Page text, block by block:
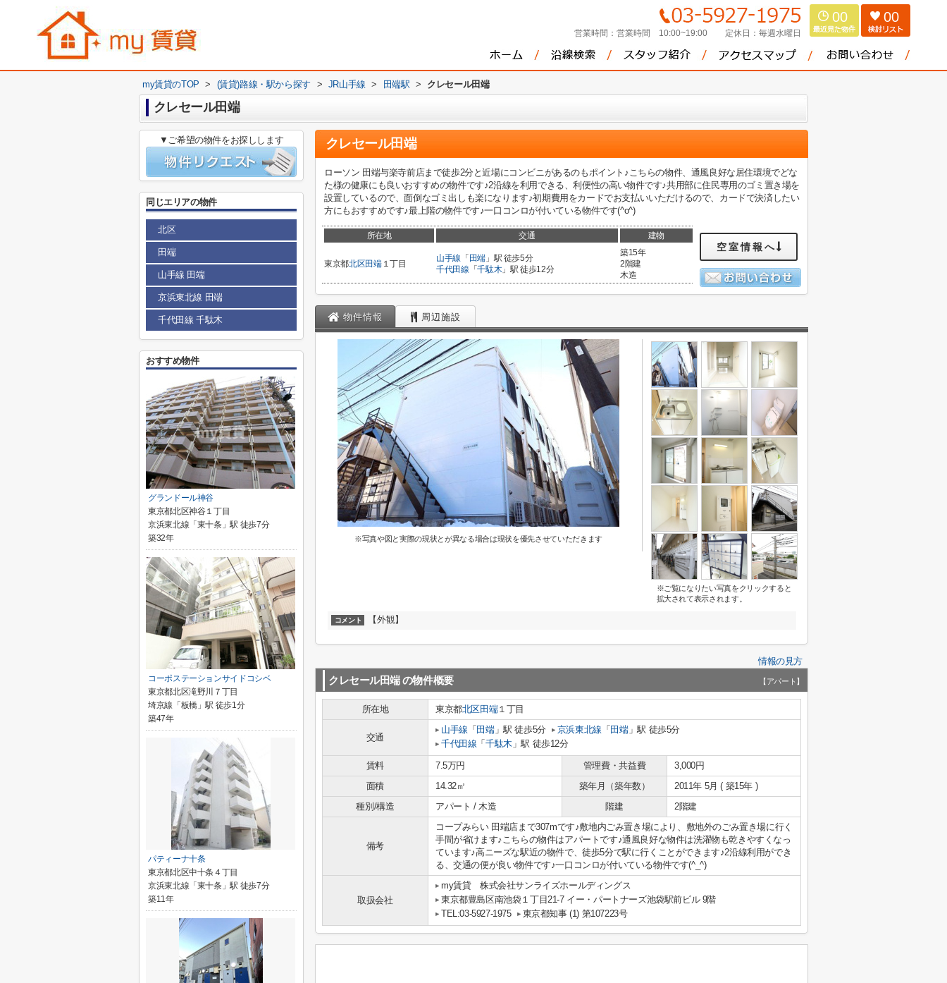
営業時間： 営業時間 10:00~19:00 定休日： 毎週水曜日
00 00
my賃貸のTOP > (賃貸)路線・駅から探す > JR山手線 > 田端駅 > クレセール田端
クレセール田端
クレセール田端
ローソン 田端与楽寺前店まで徒歩2分と近場にコンビニがあるのもポイント♪こちらの物件、通風良好な居住環境でどな
た様の健康にも良いおすすめの物件です♪2沿線を利用できる、利便性の高い物件です♪共用部に住民専用のゴミ置き場を
設置しているので、面倒なゴミ出しも楽になります♪初期費用をカードでお支払いいただけるので、カードで決済したい
方にもおすすめです♪最上階の物件です♪一口コンロが付いている物件です(^o^)
所在地 交通 建物
東京都北区田端１丁目
山手線 「 田端」駅 徒歩5分
千代田線 「千駄木」駅 徒歩12分
築15年
2階建
木造
空室情報へ
物件情報 周辺施設
※写真や図と実際の現状とが異なる場合は現状を優先させていただきます
※ご覧になりたい写真をクリックすると
拡大されて表示されます。
コメント 【外観】
情報の見方
クレセール田端の物件概要 【アパート】
所在地 東京都北区田端１丁目
交通
山手線 「 田端」駅 徒歩5分 京浜東北線 「 田端」駅 徒歩5分
千代田線 「千駄木 」駅 徒歩12分
賃料 7.5万円 管理費・共益費
3,000円
面積
14.32㎡ 築年月（築年数）
2011年 5月 ( 築15年 )
種別/構造
アパート / 木造 階建 2階建
備考
コープみらい 田端店まで307mです♪敷地内ごみ置き場により、敷地外のごみ置き場に行く
手間が省けます♪こちらの物件はアパートです♪通風良好な物件は洗濯物も乾きやすくなっ
ています♪高ニーズな駅近の物件で、徒歩5分で駅に行くことができます♪2沿線利用ができ
る、交通の便が良い物件です♪一口コンロが付いている物件です(^_^)
取扱会社
my賃貸 株式会社サンライズホールディングス
東京都豊島区南池袋１丁目21-7 イー・パートナーズ池袋駅前ビル 9階
TEL:03-5927-1975
東京都知事 (1) 第107223号
▼ご希望の物件をお探しします
同じエリアの物件
北区
田端
山手線 田端
京浜東北線 田端
千代田線 千駄木
おすすめ物件
グランドール神谷
東京都北区神谷１丁目
京浜東北線「東十条」駅 徒歩7分
築32年
コーポステーションサイドコシベ
東京都北区滝野川７丁目
埼京線「板橋」駅 徒歩1分
築47年
パティーナ十条
東京都北区中十条４丁目
京浜東北線「東十条」駅 徒歩7分
築11年